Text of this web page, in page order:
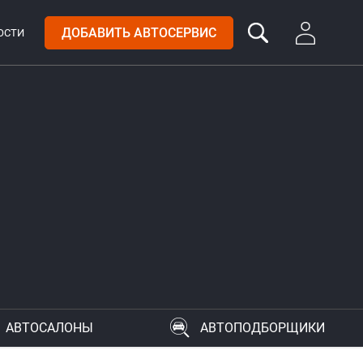
ДОБАВИТЬ АВТОСЕРВИС
АВТОСАЛОНЫ АВТОПОДБОРЩИКИ